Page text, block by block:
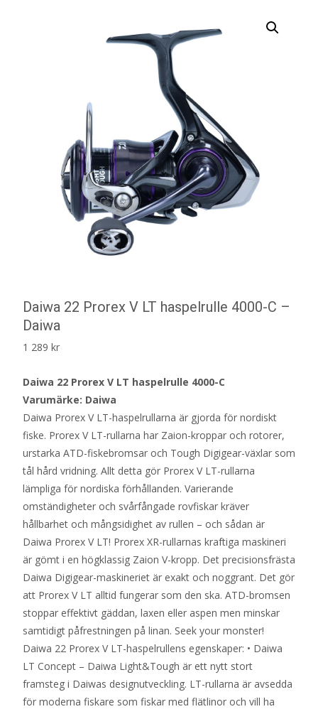
Daiwa 22 Prorex V LT haspelrulle 4000-C –
Daiwa
1 289 kr
Daiwa 22 Prorex V LT haspelrulle 4000-C
Varumärke: Daiwa
Daiwa Prorex V LT-haspelrullarna är gjorda för nordiskt
fiske. Prorex V LT-rullarna har Zaion-kroppar och rotorer,
urstarka ATD-fiskebromsar och Tough Digigear-växlar som
tål hård vridning. Allt detta gör Prorex V LT-rullarna
lämpliga för nordiska förhållanden. Varierande
omständigheter och svårfångade rovfiskar kräver
hållbarhet och mångsidighet av rullen – och sådan är
Daiwa Prorex V LT! Prorex XR-rullarnas kraftiga maskineri
är gömt i en högklassig Zaion V-kropp. Det precisionsfrästa
Daiwa Digigear-maskineriet är exakt och noggrant. Det gör
att Prorex V LT alltid fungerar som den ska. ATD-bromsen
stoppar effektivt gäddan, laxen eller aspen men minskar
samtidigt påfrestningen på linan. Seek your monster!
Daiwa 22 Prorex V LT-haspelrullens egenskaper: • Daiwa
LT Concept – Daiwa Light&Tough är ett nytt stort
framsteg i Daiwas designutveckling. LT-rullarna är avsedda
för moderna fiskare som fiskar med flätlinor och vill ha